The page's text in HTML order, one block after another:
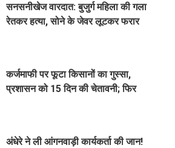
सनसनीखेज वारदात: बुजुर्ग महिला की गला
रेतकर हत्या, सोने के जेवर लूटकर फरार
कर्जमाफी पर फूटा किसानों का गुस्सा,
प्रशासन को 15 दिन की चेतावनी; फिर
अंधेरे ने ली आंगनवाड़ी कार्यकर्ता की जान!